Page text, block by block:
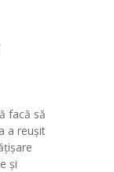
facă să
a reușit
și